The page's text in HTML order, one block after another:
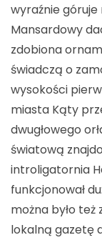
wyraźnie góruje
Mansardowy
zdobiona
świadczą o
wysokości
miasta Kąty
dwugłowego
światową
introligatornia
funkcjonował
można było
lokalną gazetę